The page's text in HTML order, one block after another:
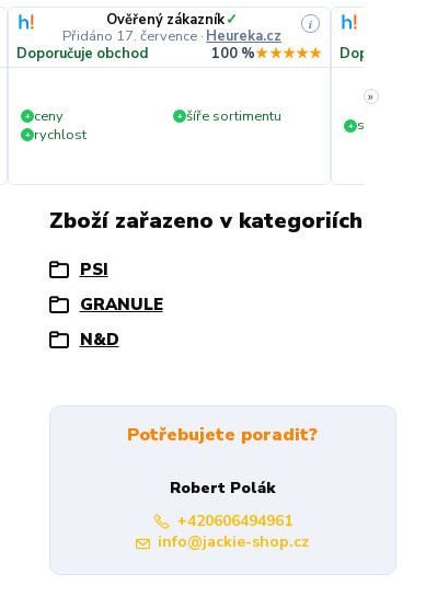
Ověřený zákazník✓
Přidáno 17. července · Heureka.cz
i
Doporučuje obchod 100 %★★★★★
+ ceny + šíře sortimentu
+ rychlost
Doporučuje
+ slušná
»
Zboží zařazeno v kategoriích
PSI
GRANULE
N&D
Potřebujete poradit?
Robert Polák
+420606494961
info@jackie-shop.cz